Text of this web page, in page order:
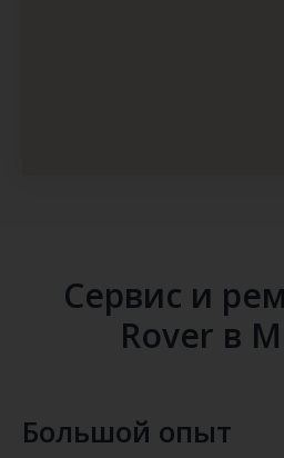
Сервис и
Rover в
Большой опыт